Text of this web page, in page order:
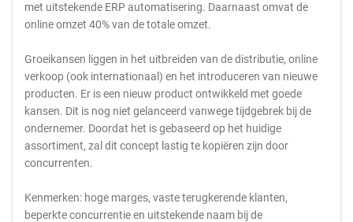
met uitstekende ERP automatisering. Daarnaast omvat de
online omzet 40% van de totale omzet.
Groeikansen liggen in het uitbreiden van de distributie, online
verkoop (ook internationaal) en het introduceren van nieuwe
producten. Er is een nieuw product ontwikkeld met goede
kansen. Dit is nog niet gelanceerd vanwege tijdgebrek bij de
ondernemer. Doordat het is gebaseerd op het huidige
assortiment, zal dit concept lastig te kopiëren zijn door
concurrenten.
Kenmerken: hoge marges, vaste terugkerende klanten,
beperkte concurrentie en uitstekende naam bij de